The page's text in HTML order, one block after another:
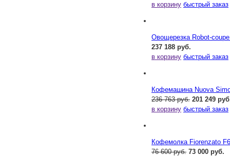
в корзину быстрый заказ
Овощерезка Robot-
237 188 руб.
в корзину быстрый заказ
Кофемашина Nuova
236 763 руб. 201 249
в корзину быстрый заказ
Кофемолка Fiorenzato
76 600 руб. 73 000 руб.